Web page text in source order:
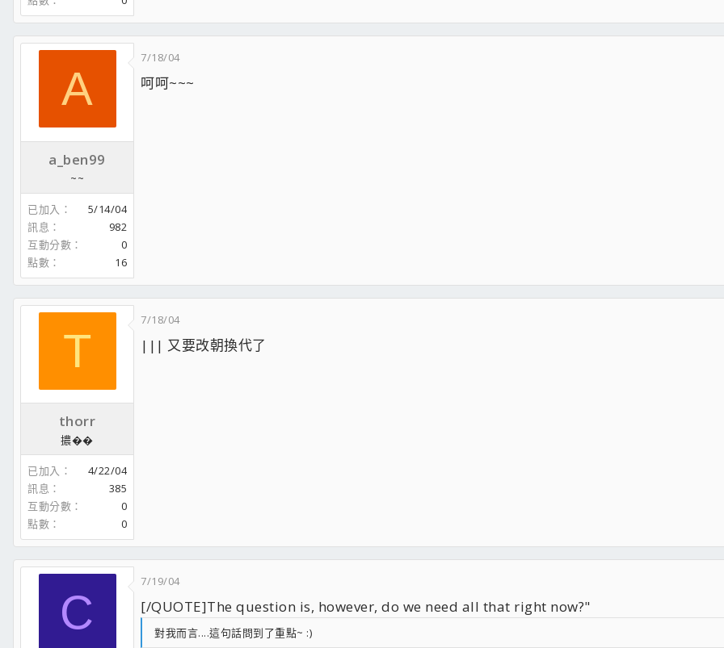
A
a_ben99
~~
已加入
5/14/04
訊息
982
互動分數
0
點數
16
7/18/04
呵呵~~~
T
thorr
擃��
已加入
4/22/04
訊息
385
互動分數
0
點數
0
7/18/04
||| 又要改朝換代了
C
7/19/04
[/QUOTE]The question is, however, do we need all that right now?"
對我而言....這句話問到了重點~ :)